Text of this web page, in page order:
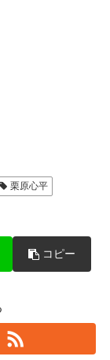
栗原心平
コピー